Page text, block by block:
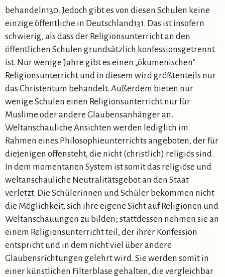
behandeln130. Jedoch gibt es von diesen Schulen keine
einzige öffentliche in Deutschland131. Das ist insofern
schwierig, als dass der Religionsunterricht an den
öffentlichen Schulen grundsätzlich konfessionsgetrennt
ist. Nur wenige Jahre gibt es einen „ökumenischen“
Religionsunterricht und in diesem wird größtenteils nur
das Christentum behandelt. Außerdem bieten nur
wenige Schulen einen Religionsunterricht nur für
Muslime oder andere Glaubensanhänger an.
Weltanschauliche Ansichten werden lediglich im
Rahmen eines Philosophieunterrichts angeboten, der für
diejenigen offensteht, die nicht (christlich) religiös sind.
In dem momentanen System ist somit das religiöse und
weltanschauliche Neutralitätsgebot an den Staat
verletzt. Die Schülerinnen und Schüler bekommen nicht
die Möglichkeit, sich ihre eigene Sicht auf Religionen und
Weltanschauungen zu bilden; stattdessen nehmen sie an
einem Religionsunterricht teil, der ihrer Konfession
entspricht und in dem nicht viel über andere
Glaubensrichtungen gelehrt wird. Sie werden somit in
einer künstlichen Filterblase gehalten, die vergleichbar